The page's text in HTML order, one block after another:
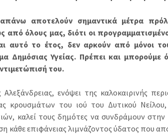
αποτελούν σημαντικά μέτρα
από όλους μας, διότι οι
αυτό το έτος, δεν αρκούν από μόνοι
Δημόσιας Υγείας. Πρέπει και μπορούμε
του.
ενόψει της καλοκαιρινής
κρουσμάτων του ιού του Δυτικού
καλεί τους δημότες να συνδράμουν
κάθε επιφάνειας λιμνάζοντος ύδατος που